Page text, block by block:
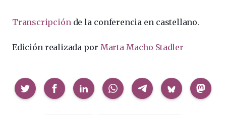
Transcripción de la conferencia en castellano.
Edición realizada por Marta Macho Stadler
Compartir